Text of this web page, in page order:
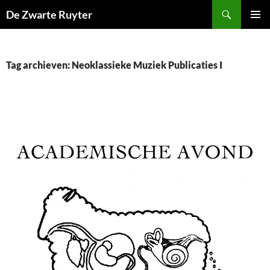
naar
De Zwarte Ruyter
Tag archieven: Neoklassieke Muziek Publicaties I